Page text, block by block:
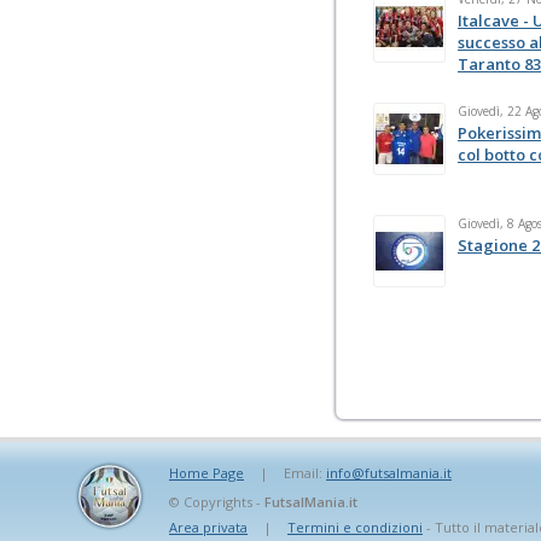
Italcave -
successo
Taranto 83
Giovedì, 22
col botto
Giovedì, 8
Stagione
Home Page | Email: info@futsalmania.it
© Copyrights - FutsalMania.it
Area privata
| Termini e condizioni - Tutto il